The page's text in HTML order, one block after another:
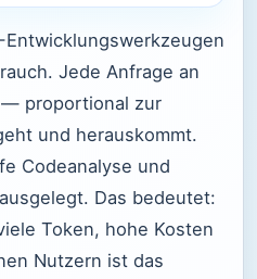
Entwicklungswerkzeugen
Jede Anfrage an
proportional zur
und herauskommt.
Codeanalyse und
Das bedeutet:
Token, hohe Kosten
Nutzern ist das